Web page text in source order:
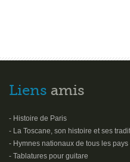
Liens amis
- Histoire de Paris
- La Toscane, son histoire et ses
- Hymnes nationaux de tous les pays
- Tablatures pour guitare